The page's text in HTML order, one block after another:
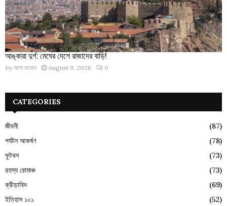
আঙ্কারা দুর্গ: মেঘের দেশে রাজাদের বাড়ি!
by আশা রহমান August 9, 2026 0
CATEGORIES
জীবনী
(87)
পর্যটন আকর্ষণ
(78)
ফুটবল
(73)
রহস্য রোমাঞ্চ
(73)
ক্রীড়াবিদ
(69)
ইতিহাস ১০১
(52)